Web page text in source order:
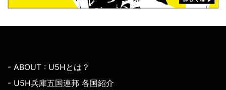
- ABOUT : U5Hとは？
- U5H兵庫五国連邦 各国紹介